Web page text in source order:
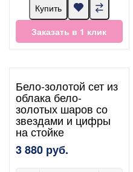
Купить
Заказать в 1 клик
Бело-золотой сет из
облака бело-
золотых шаров со
звездами и цифры
на стойке
3 880 руб.